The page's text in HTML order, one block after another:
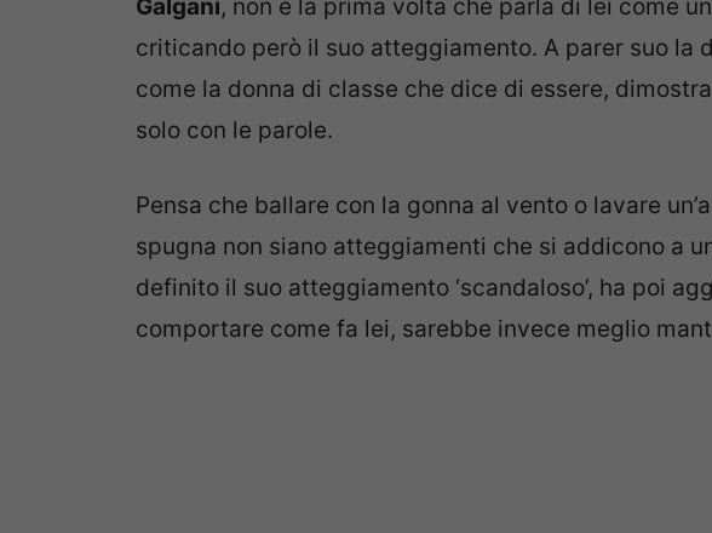
Galgani, non è la prima volta che parla di lei come
criticando però il suo atteggiamento. A parer suo la
come la donna di classe che dice di essere,
solo con le parole.
Pensa che ballare con la gonna al vento o lavare
spugna non siano atteggiamenti che si addicono a
definito il suo atteggiamento ‘scandaloso’, ha poi
comportare come fa lei, sarebbe invece meglio